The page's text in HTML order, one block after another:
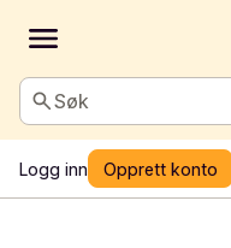
Søk
Logg inn Opprett konto